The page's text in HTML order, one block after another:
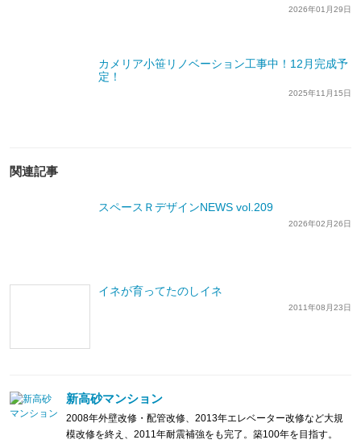
2026年01月29日
カメリア小笹リノベーション工事中！12月完成予
定！
2025年11月15日
関連記事
スペースＲデザインNEWS vol.209
2026年02月26日
イネが育ってたのしイネ
2011年08月23日
新高砂マンション
2008年外壁改修・配管改修、2013年エレベーター改修など大規
模改修を終え、2011年耐震補強をも完了。築100年を目指す。